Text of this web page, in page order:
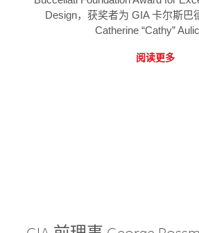
Design，获奖者为 GIA 卡尔斯巴
Catherine “Cathy”
阅读更多